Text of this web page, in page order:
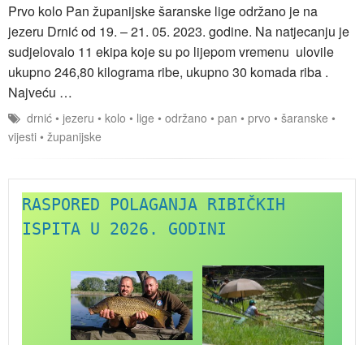
Prvo kolo Pan županijske šaranske lige održano je na
jezeru Drnić od 19. – 21. 05. 2023. godine. Na natjecanju je
sudjelovalo 11 ekipa koje su po lijepom vremenu ulovile
ukupno 246,80 kilograma ribe, ukupno 30 komada riba .
Najveću …
drnić • jezeru • kolo • lige • održano • pan • prvo • šaranske •
vijesti • županijske
RASPORED POLAGANJA RIBIČKIH
ISPITA U 2026. GODINI